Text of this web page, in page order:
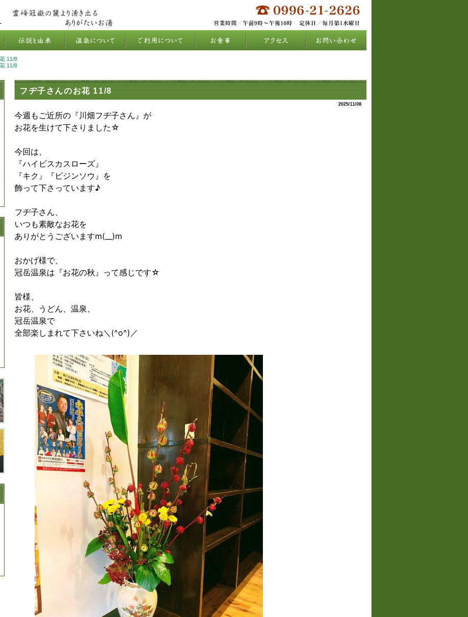
11/8
11/8
フヂ子さんのお花 11/8
2025/11/08
今週もご近所の『川畑フヂ子さん』が
お花を生けて下さりました☆
今回は、
『ハイビスカスローズ』
『キク』『ビジンソウ』を
飾って下さっています♪
フヂ子さん、
いつも素敵なお花を
ありがとうございますm(__)m
おかげ様で、
冠岳温泉は『お花の秋』って感じです☆
皆様、
お花、うどん、温泉、
冠岳温泉で
全部楽しまれて下さいね＼(^o^)／